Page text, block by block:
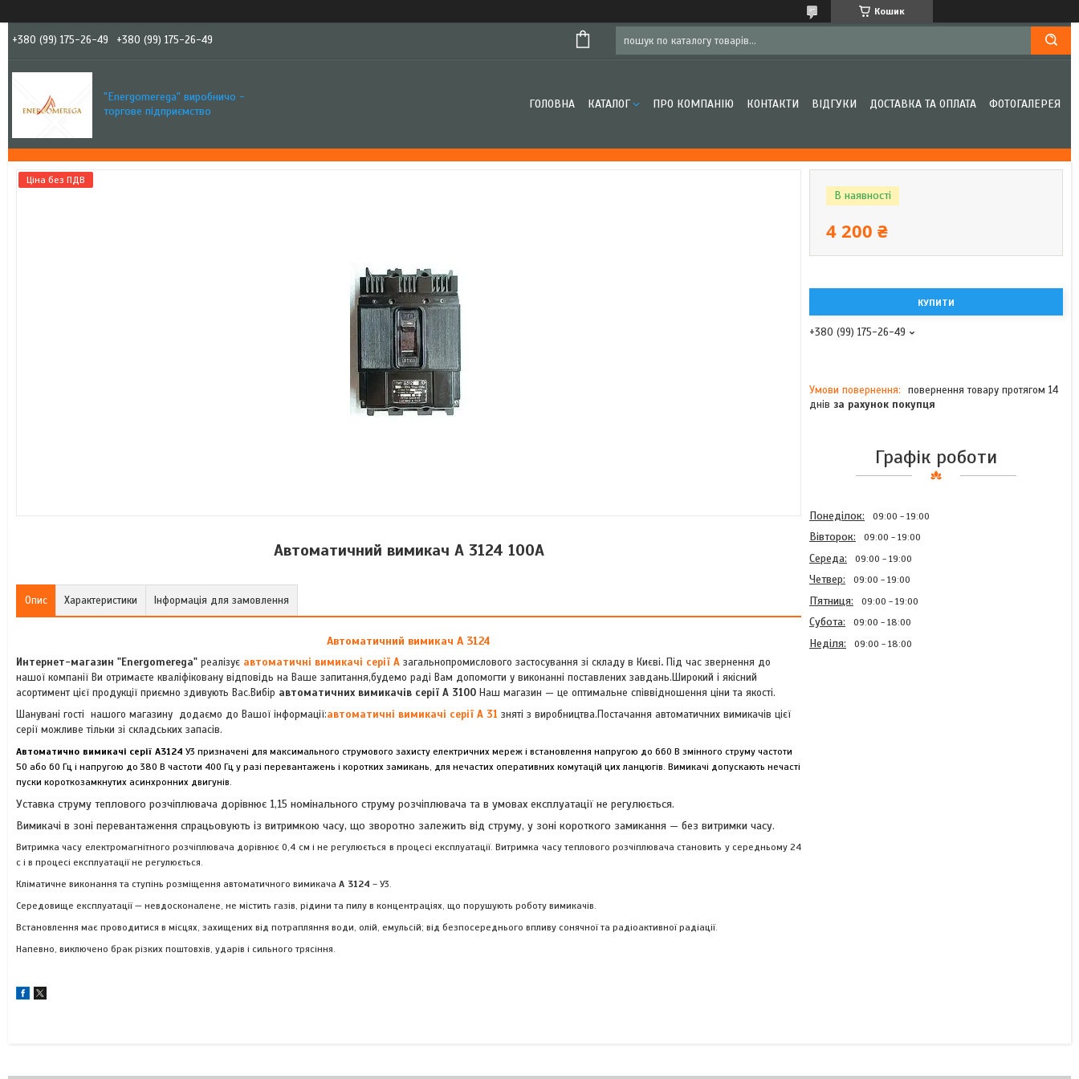
Кошик
+380 (99) 175-26-49 +380 (99) 175-26-49
"Еnergomerega" виробничо -
торгове підприємство
ГОЛОВНА КАТАЛОГ ПРО КОМПАНІЮ КОНТАКТИ ВІДГУКИ ДОСТАВКА ТА ОПЛАТА ФОТОГАЛЕРЕЯ
Ціна без ПДВ
Автоматичний вимикач А 3124 100А
Опис Характеристики Інформація для замовлення
Автоматичний вимикач А 3124
Интернет-магазин "Energomerega" реалізує автоматичні вимикачі серії А загальнопромислового застосування зі складу в Києві. Під час звернення до
нашої компанії Ви отримаєте кваліфіковану відповідь на Ваше запитання,будемо раді Вам допомогти у виконанні поставлених завдань.Широкий і якісний
асортимент цієї продукції приємно здивують Вас.Вибір автоматичних вимикачів серії А 3100 Наш магазин — це оптимальне співвідношення ціни та якості.
Шанувані гості нашого магазину додаємо до Вашої інформації:автоматичні вимикачі серії А 31 зняті з виробництва.Постачання автоматичних вимикачів цієї
серії можливе тільки зі складських запасів.
Автоматично вимикачі серії А3124 У3 призначені для максимального струмового захисту електричних мереж і встановлення напругою до 660 В змінного струму частоти
50 або 60 Гц і напругою до 380 В частоти 400 Гц у разі перевантажень і коротких замикань, для нечастих оперативних комутацій цих ланцюгів. Вимикачі допускають нечасті
пуски короткозамкнутих асинхронних двигунів.
Уставка струму теплового розчіплювача дорівнює 1,15 номінального струму розчіплювача та в умовах експлуатації не регулюється.
Вимикачі в зоні перевантаження спрацьовують із витримкою часу, що зворотно залежить від струму, у зоні короткого замикання — без витримки часу.
Витримка часу електромагнітного розчіплювача дорівнює 0,4 см і не регулюється в процесі експлуатації. Витримка часу теплового розчіплювача становить у середньому 24
с і в процесі експлуатації не регулюється.
Кліматичне виконання та ступінь розміщення автоматичного вимикача А 3124 – У3.
Середовище експлуатації — невдосконалене, не містить газів, рідини та пилу в концентраціях, що порушують роботу вимикачів.
Встановлення має проводитися в місцях, захищених від потрапляння води, олій, емульсій; від безпосереднього впливу сонячної та радіоактивної радіації.
Напевно, виключено брак різких поштовхів, ударів і сильного трясіння.
В наявності
4 200 ₴
КУПИТИ
+380 (99) 175-26-49
повернення товару протягом 14
днів за рахунок покупця
Графік роботи
Понеділок 09:00 19:00
Вівторок 09:00 19:00
Середа 09:00 19:00
Четвер 09:00 19:00
Пʼятниця 09:00 19:00
Субота 09:00 18:00
Неділя 09:00 18:00